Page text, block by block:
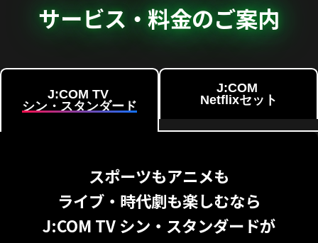
サービス・料金のご案内
J:COM TV
シン・スタンダード
J:COM
Netflixセット
スポーツもアニメも
ライブ・時代劇も楽しむなら
J:COM TV シン・スタンダードが